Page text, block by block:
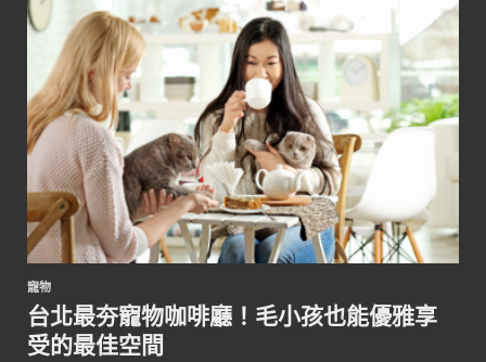
寵物
台北最夯寵物咖啡廳！毛小孩也能優雅享
受的最佳空間